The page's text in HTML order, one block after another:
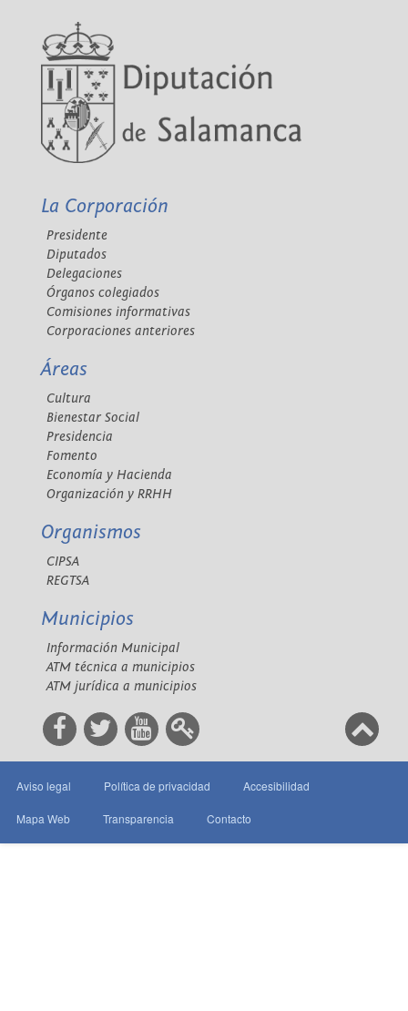
La Corporación
Presidente
Diputados
Delegaciones
Órganos colegiados
Comisiones informativas
Corporaciones anteriores
Áreas
Cultura
Bienestar Social
Presidencia
Fomento
Economía y Hacienda
Organización y RRHH
Organismos
CIPSA
REGTSA
Municipios
Información Municipal
ATM técnica a municipios
ATM jurídica a municipios
Aviso legal Política de privacidad Accesibilidad
Mapa Web Transparencia Contacto